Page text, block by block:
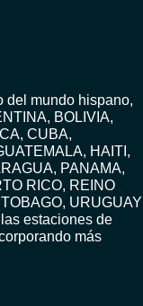
del mundo hispano,
BOLIVIA,
CUBA,
HAITI,
PANAMA,
RICO, REINO
URUGUAY
estaciones de
más